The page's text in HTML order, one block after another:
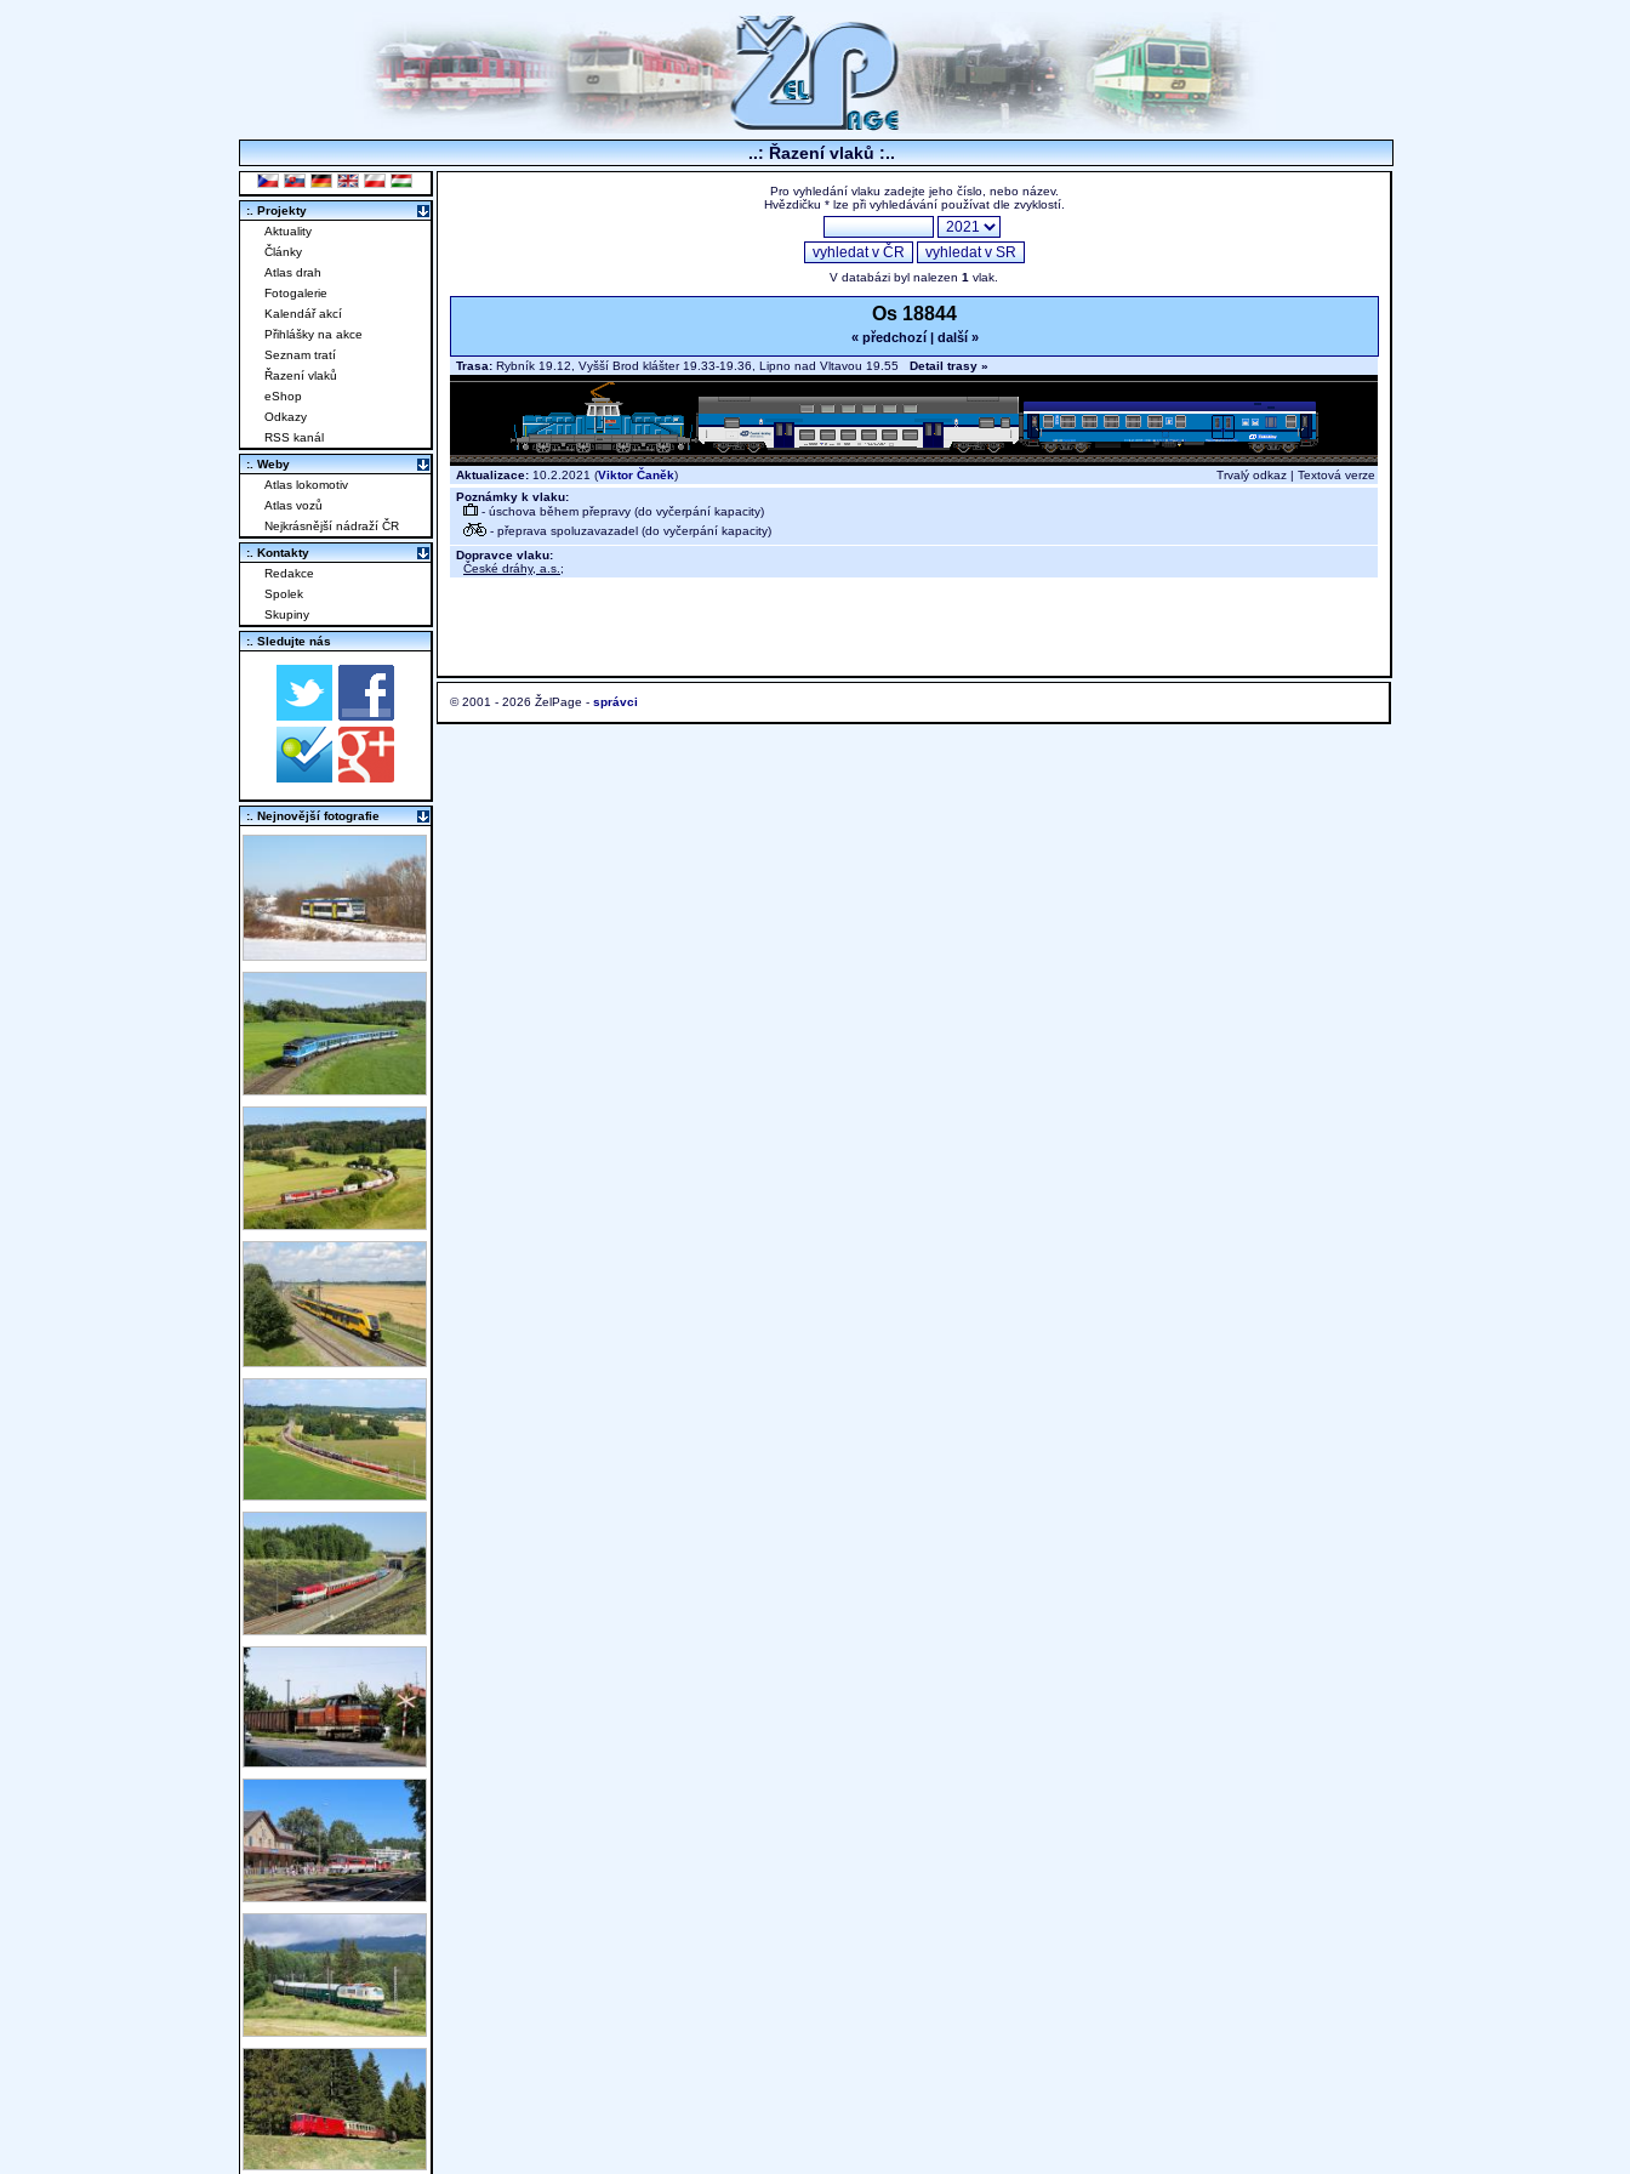
..: Řazení vlaků :..
Pro vyhledání vlaku zadejte jeho číslo, nebo název.
Hvězdičku * lze při vyhledávání používat dle zvyklostí.
V databázi byl nalezen 1 vlak.
Os 18844
« předchozí| další »
Trasa: Rybník 19.12, Vyšší Brod klášter 19.33-19.36, Lipno nad Vltavou 19.55 Detail trasy »
Aktualizace: 10.2.2021 (Viktor Čaněk) Trvalý odkaz | Textová verze
Poznámky k vlaku:
- úschova během přepravy (do vyčerpání kapacity)
- přeprava spoluzavazadel (do vyčerpání kapacity)
Dopravce vlaku:
České dráhy, a.s. ;
© 2001 - 2026 ŽelPage - správci
:. Projekty
Aktuality
Články
Atlas drah
Fotogalerie
Kalendář akcí
Přihlášky na akce
Seznam tratí
Řazení vlaků
eShop
Odkazy
RSS kanál
:. Weby
Atlas lokomotiv
Atlas vozů
Nejkrásnější nádraží ČR
:. Kontakty
Redakce
Spolek
Skupiny
:. Sledujte nás
:. Nejnovější fotografie